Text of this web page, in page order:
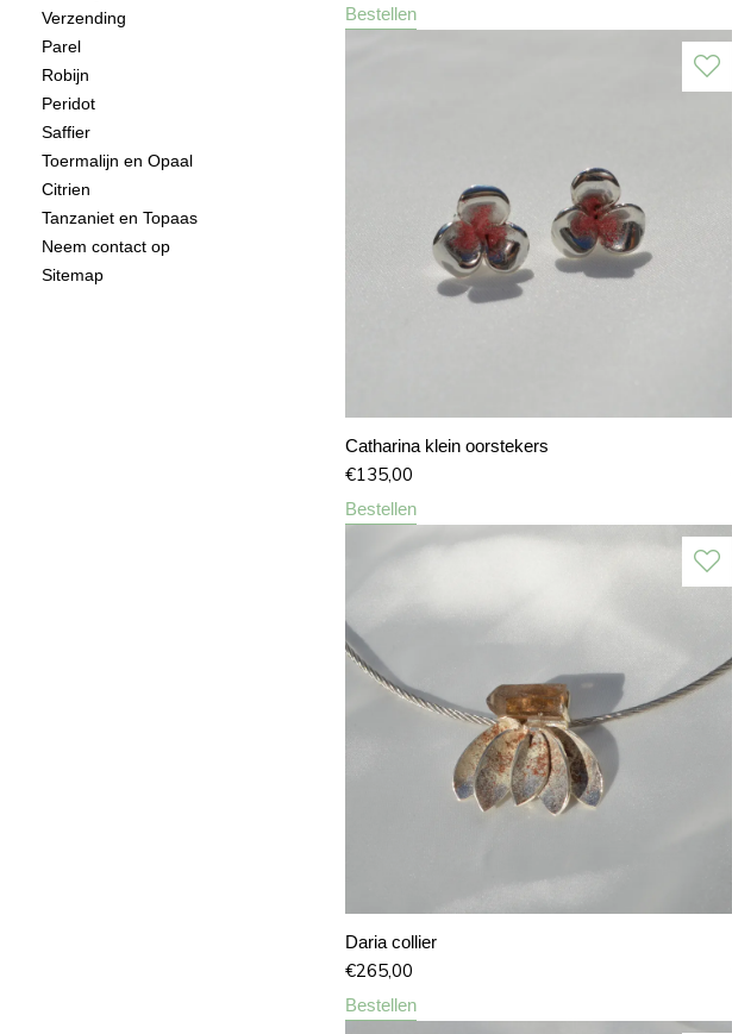
Verzending
Parel
Robijn
Peridot
Saffier
Toermalijn en Opaal
Citrien
Tanzaniet en Topaas
Neem contact op
Sitemap
Bestellen
Catharina klein oorstekers
€135,00
Bestellen
Daria collier
€265,00
Bestellen